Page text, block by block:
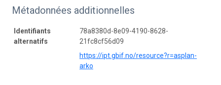
Métadonnées additionnelles
Identifiants
alternatifs
78a8380d-8e09-4190-8628-
21fc8cf56d09
https://ipt.gbif.no/resource?r=asplan-
arko